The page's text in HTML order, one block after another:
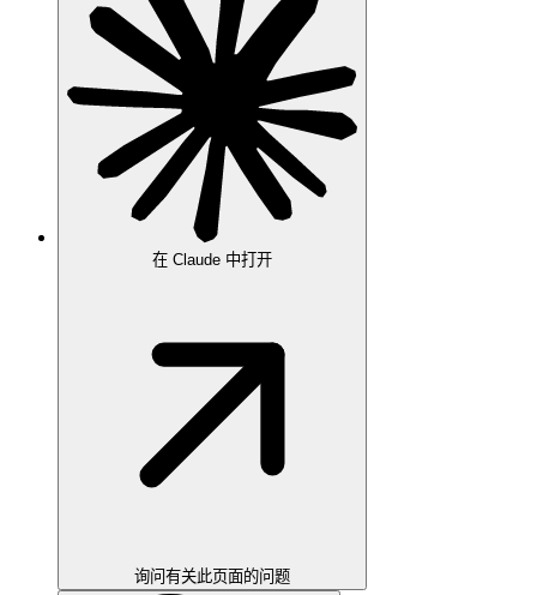
在 Claude 中打开
询问有关此页面的问题